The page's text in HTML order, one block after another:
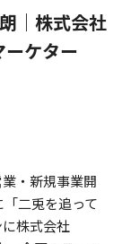
｜株式会社
ケター
・新規事業開
二兎を追って
株式会社